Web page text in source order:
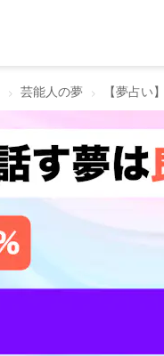
芸能人の夢 【夢占い